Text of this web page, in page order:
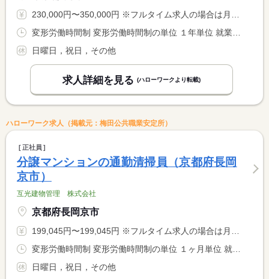
230,000円〜350,000円 ※フルタイム求人の場合は月額（換算額）、パート求人の場合は時間額を表示しています。
日曜日，祝日，その他
求人詳細を見る (ハローワークより転載)
ハローワーク求人（掲載元：梅田公共職業安定所）
正社員
分譲マンションの通勤清掃員（京都府長岡
京市）
互光建物管理 株式会社
京都府長岡京市
199,045円〜199,045円 ※フルタイム求人の場合は月額（換算額）、パート求人の場合は時間額を表示しています。
日曜日，祝日，その他